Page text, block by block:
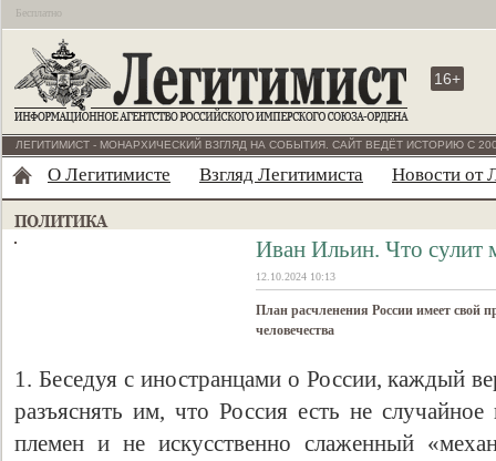
Бесплатно
16+
ЛЕГИТИМИСТ - МОНАРХИЧЕСКИЙ ВЗГЛЯД НА СОБЫТИЯ. САЙТ ВЕДЁТ ИСТОРИЮ С
О Легитимисте Взгляд Легитимиста Новости от
Иван Ильин. Что сулит
12.10.2024 10:13
План расчленения России имеет свой
человечества
1. Беседуя с иностранцами о России, каждый
разъяснять им, что Россия есть не
племен и не искусственно слаженный